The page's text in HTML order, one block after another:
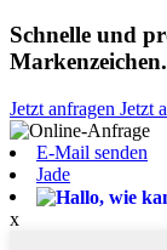
Schnelle und
Jetzt anfragen Jetzt
E-Mail senden
Jade
x